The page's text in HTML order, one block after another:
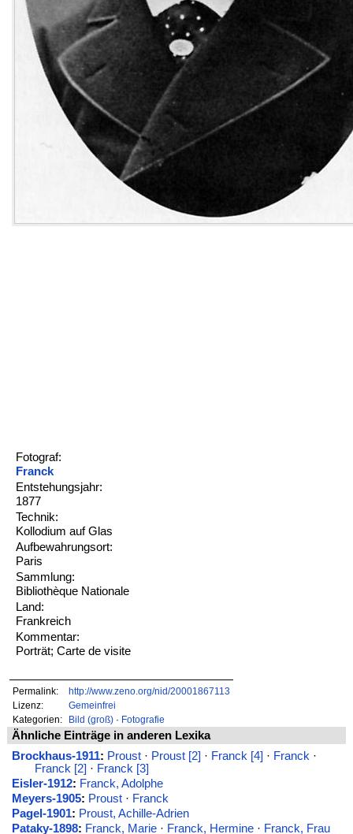
Fotograf:
Franck
Entstehungsjahr:
1877
Technik:
Kollodium auf Glas
Aufbewahrungsort:
Paris
Sammlung:
Bibliothèque Nationale
Land:
Frankreich
Kommentar:
Porträt; Carte de visite
Permalink:
http://www.zeno.org/nid/20001867113
Lizenz:
Gemeinfrei
Kategorien:
Bild (groß)· Fotografie
Ähnliche Einträge in anderen Lexika
Brockhaus-1911: Proust· Proust [2] · Franck [4] · Franck ·
Franck [2] · Franck [3]
Eisler-1912: Franck, Adolphe
Meyers-1905: Proust· Franck
Pagel-1901: Proust, Achille-Adrien
Pataky-1898: Franck, Marie· Franck, Hermine· Franck, Frau